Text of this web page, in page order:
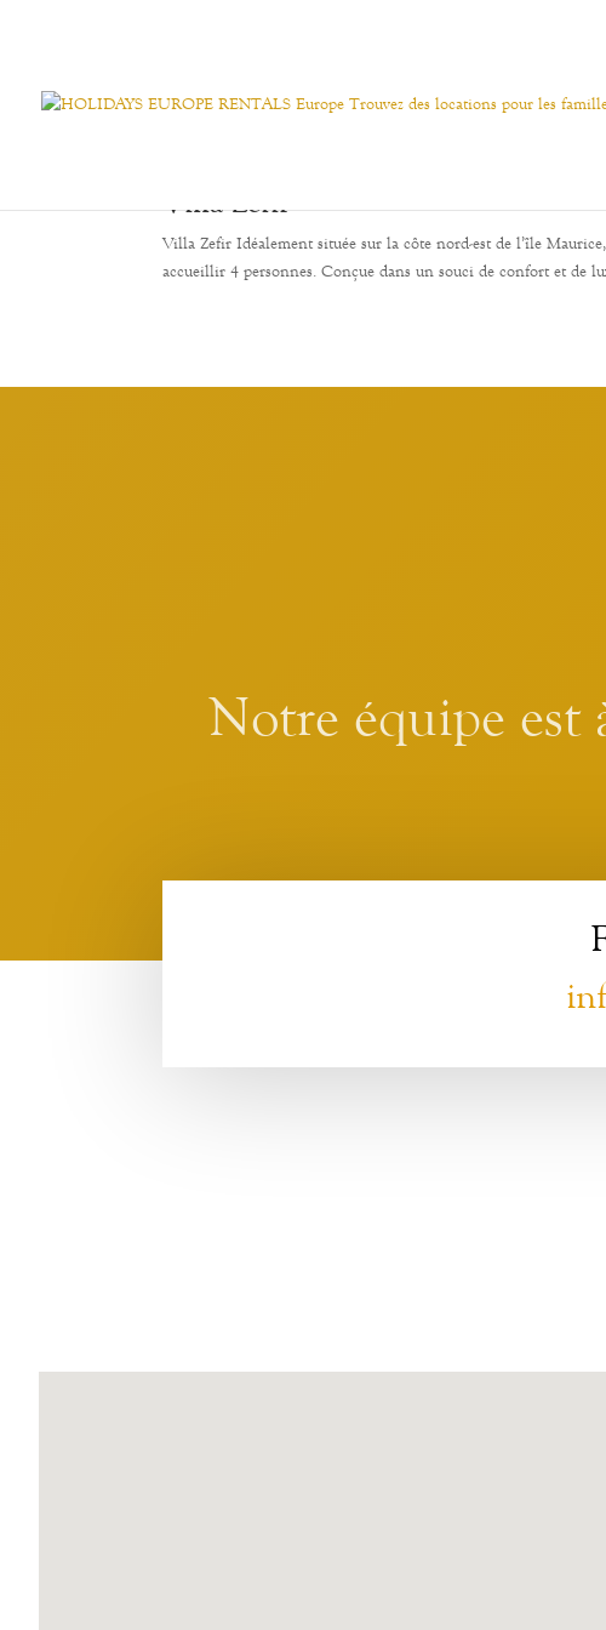
Villa Zefir
Villa Zefir Idéalement située sur la côte nord-est de l’île
accueillir 4 personnes. Conçue dans un souci de confort et de
Notre équipe est